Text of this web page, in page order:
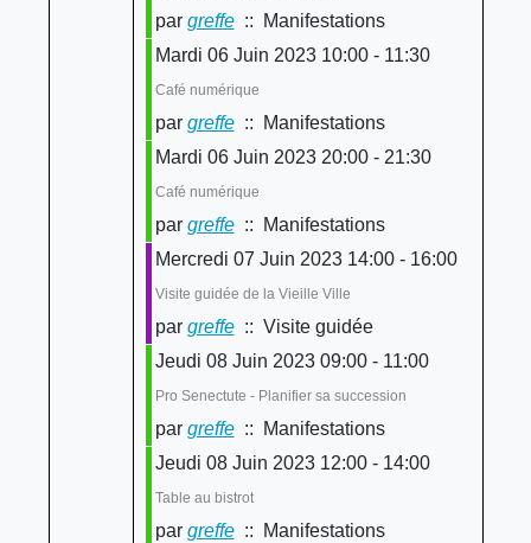
par greffe:: Manifestations
Mardi 06 Juin 2023 10:00 - 11:30
Café numérique
par greffe:: Manifestations
Mardi 06 Juin 2023 20:00 - 21:30
Café numérique
par greffe:: Manifestations
Mercredi 07 Juin 2023 14:00 - 16:00
Visite guidée de la Vieille Ville
par greffe:: Visite guidée
Jeudi 08 Juin 2023 09:00 - 11:00
Pro Senectute - Planifier sa succession
par greffe:: Manifestations
Jeudi 08 Juin 2023 12:00 - 14:00
Table au bistrot
par greffe:: Manifestations